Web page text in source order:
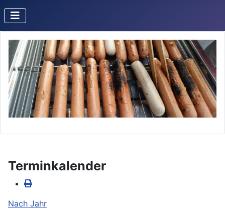
Terminkalender
Nach Jahr